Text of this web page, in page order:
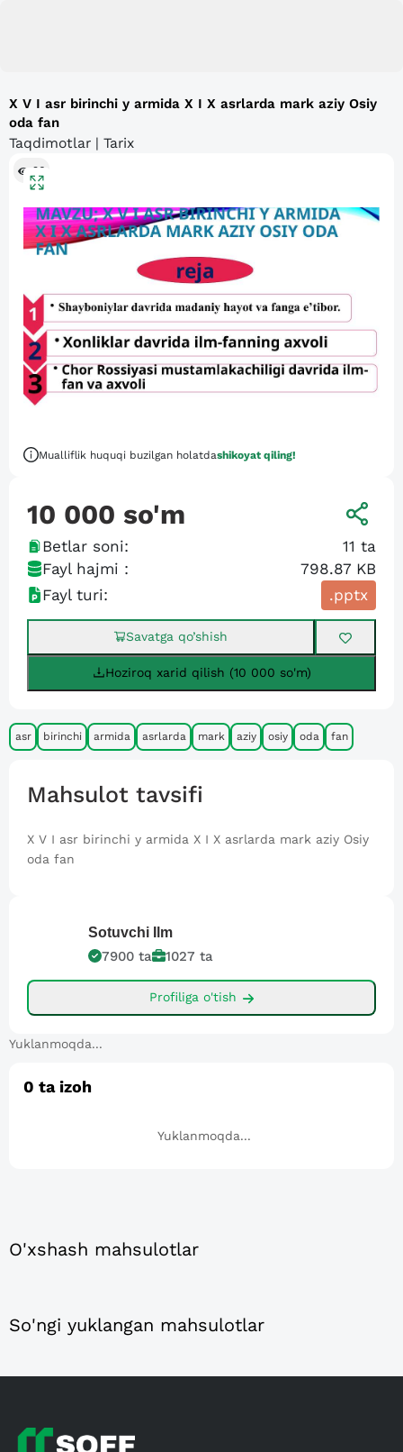
X V I asr birinchi y armida X I X asrlarda mark aziy Osiy
oda fan
Taqdimotlar | Tarix
96
Mualliflik huquqi buzilgan holatdashikoyat qiling!
10 000 so'm
Betlar soni: 11 ta
Fayl hajmi :
798.87 KB
Fayl turi:
.pptx
Savatga qo’shish
Hoziroq xarid qilish (10 000 so'm)
asr birinchi armida asrlarda mark aziy osiy oda fan
Mahsulot tavsifi
X V I asr birinchi y armida X I X asrlarda mark aziy Osiy
oda fan
Sotuvchi Ilm
7900 ta 1027 ta
Profiliga o'tish
Yuklanmoqda...
0 ta izoh
Yuklanmoqda...
O'xshash mahsulotlar
So'ngi yuklangan mahsulotlar